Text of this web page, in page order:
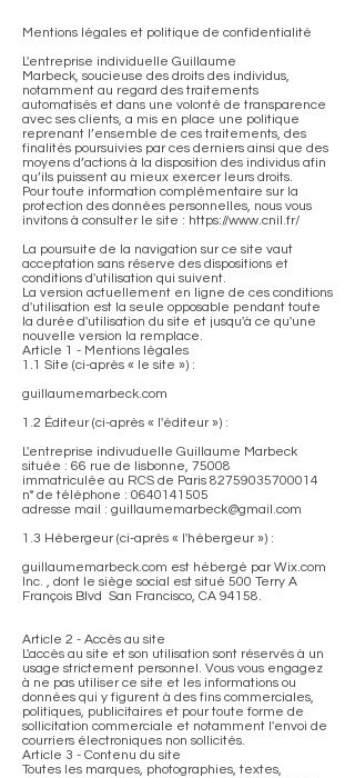
Mentions légales et politique de confidentialité
L'entreprise individuelle Guillaume
Marbeck, soucieuse des droits des individus,
notamment au regard des traitements
automatisés et dans une volonté de transparence
avec ses clients, a mis en place une politique
reprenant l’ensemble de ces traitements, des
finalités poursuivies par ces derniers ainsi que des
moyens d’actions à la disposition des individus afin
qu’ils puissent au mieux exercer leurs droits.
Pour toute information complémentaire sur la
protection des données personnelles, nous vous
invitons à consulter le site : https://www.cnil.fr/
La poursuite de la navigation sur ce site vaut
acceptation sans réserve des dispositions et
conditions d'utilisation qui suivent.
La version actuellement en ligne de ces conditions
d'utilisation est la seule opposable pendant toute
la durée d'utilisation du site et jusqu'à ce qu'une
nouvelle version la remplace.
Article 1 - Mentions légales
1.1 Site (ci-après « le site ») :
guillaumemarbeck.com
1.2 Éditeur (ci-après « l'éditeur ») :
L'entreprise indivuduelle Guillaume Marbeck
située : 66 rue de lisbonne, 75008
immatriculée au RCS de Paris 82759035700014
n° de téléphone : 0640141505
adresse mail : guillaumemarbeck@gmail.com
1.3 Hébergeur (ci-après « l'hébergeur ») :
guillaumemarbeck.com est hébergé par Wix.com
Inc. , dont le siège social est situé 500 Terry A
François Blvd San Francisco, CA 94158.
Article 2 - Accès au site
L'accès au site et son utilisation sont réservés à un
usage strictement personnel. Vous vous engagez
à ne pas utiliser ce site et les informations ou
données qui y figurent à des fins commerciales,
politiques, publicitaires et pour toute forme de
sollicitation commerciale et notamment l'envoi de
courriers électroniques non sollicités.
Article 3 - Contenu du site
Toutes les marques, photographies, textes,